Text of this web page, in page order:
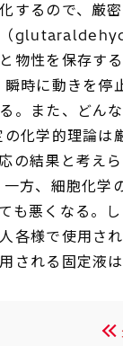
化するので、
（
物性を保存
時に動きを
。また、どん
化学的理論
の結果と考え
方、細胞化
も悪くなる。
各様で使用さ
される固定液